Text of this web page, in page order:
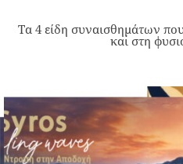
Τα 4 είδη συναισθημάτων
και στη